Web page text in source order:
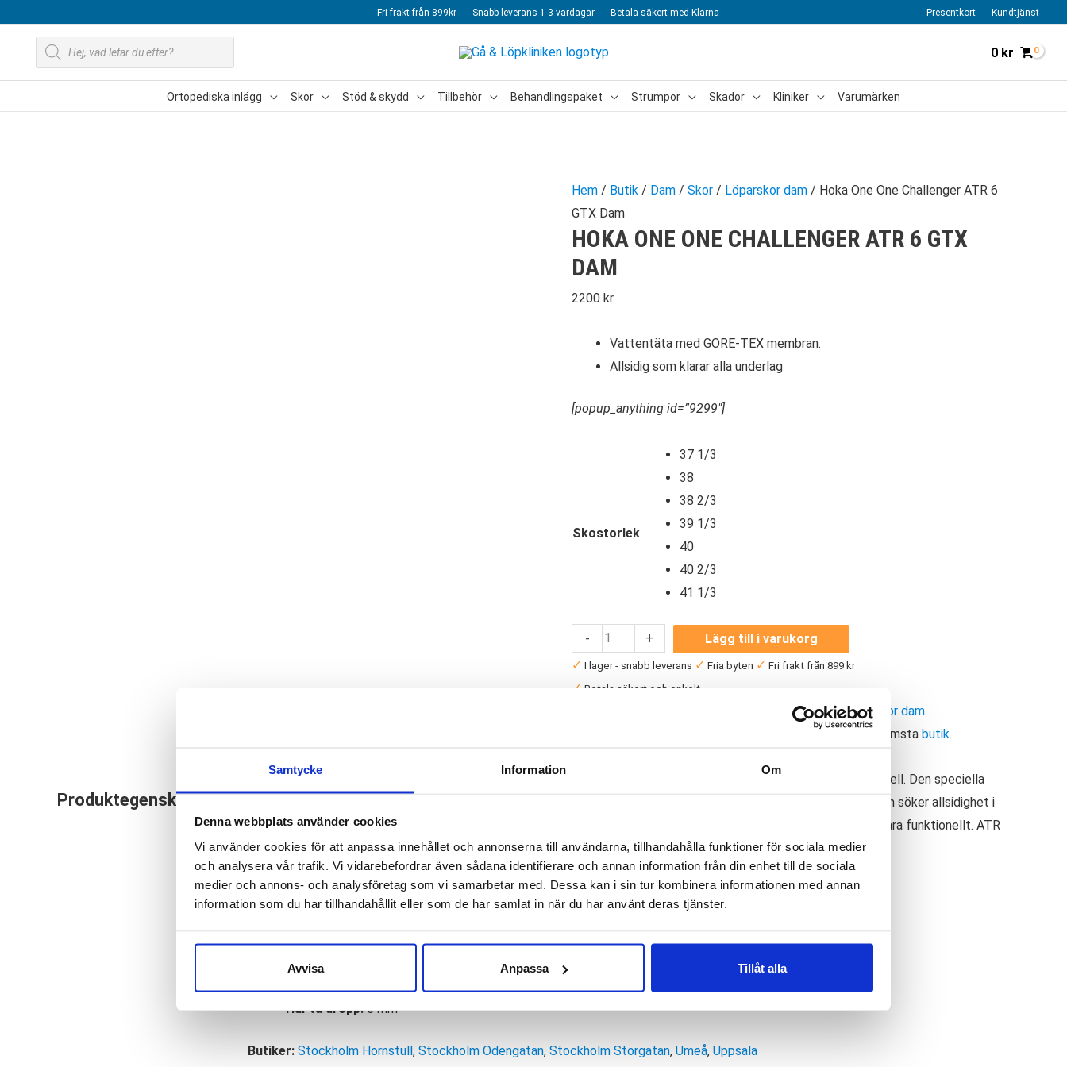
Samtycke Information Om
Denna webbplats använder cookies
Vi använder cookies för att anpassa innehållet och annonserna till användarna, tillhandahålla funktioner för sociala medier
och analysera vår trafik. Vi vidarebefordrar även sådana identifierare och annan information från din enhet till de sociala
medier och annons- och analysföretag som vi samarbetar med. Dessa kan i sin tur kombinera informationen med annan
information som du har tillhandahållit eller som de har samlat in när du har använt deras tjänster.
Avvisa Anpassa Tillåt alla
Fri frakt från 899kr Snabb leverans 1-3 vardagar Betala säkert med Klarna Presentkort Kundtjänst
Produktsökning
0 kr
Ortopediska inlägg Skor Stöd & skydd Tillbehör Behandlingspaket Strumpor Skador Kliniker Varumärken
Hem / Butik / Dam / Skor / Löparskor dam / Hoka One One Challenger ATR 6
GTX Dam
HOKA ONE ONE CHALLENGER ATR 6 GTX
DAM
2200 kr
Vattentäta med GORE-TEX membran.
Allsidig som klarar alla underlag
[popup_anything id=”9299″]
Skostorlek
37 1/3
38
38 2/3
39 1/3
40
40 2/3
41 1/3
-
One
+
Lägg till i varukorg
✓ I lager - snabb leverans ✓ Fria byten ✓ Fri frakt från 899 kr
✓ Betala säkert och enkelt —
Löparskor dam,Vattentäta skor dam
Saldo weblager. För aktuellt butikssaldo, kontakta din närmsta butik.
Produktegenskaper
Hoka One One Challenger ATR 6 GTX är en vattentät löparsko så vintertid eller under hösten är det en suverän modell. Den speciella
formen på mellansulan känner du igen från övriga modeller från Hoka. Challenger ATR 6 GTX är en modell för dig som söker allsidighet i
dina löparskor. Vare sig du lägger mil på asfalt eller beger dig ut i skogen kommer dämpningen och greppet i sulan vara funktionellt. ATR
står nämligen för All Terrain.
Läst:Normal
Stabilitet:Neutrala
Vikt:229 g
Häl 29 mm – Framfot 24 mm
Häl-tå dropp:5 mm
Butiker: Stockholm Hornstull, Stockholm Odengatan, Stockholm Storgatan, Umeå, Uppsala